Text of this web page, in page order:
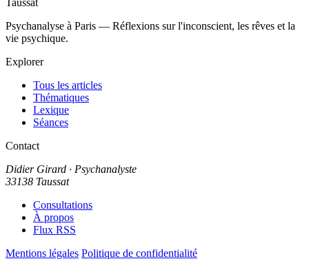
Taussat
Psychanalyse à Paris — Réflexions sur l'inconscient, les rêves et la
vie psychique.
Explorer
Tous les articles
Thématiques
Lexique
Séances
Contact
Didier Girard · Psychanalyste
33138 Taussat
Consultations
À propos
Flux RSS
Mentions légales Politique de confidentialité